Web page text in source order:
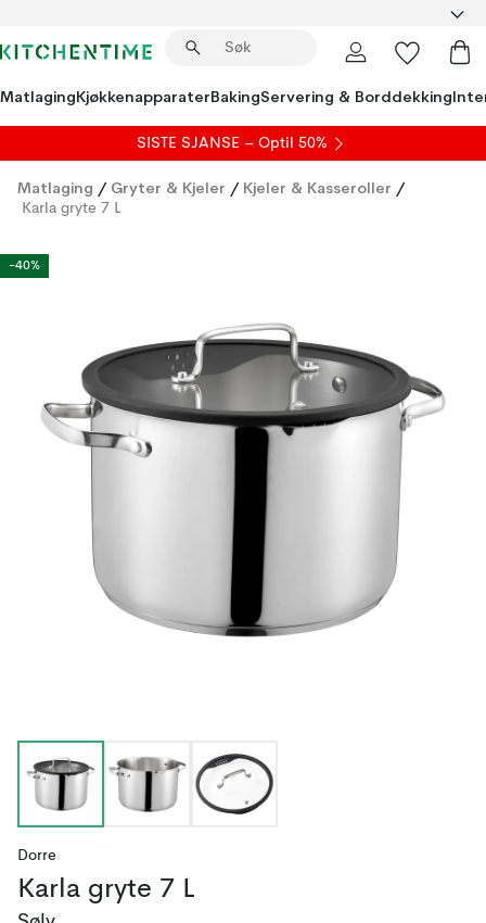
MatlagingKjøkkenapparaterBakingServering & Borddekking
SISTE SJANSE – Optil 50%
Matlaging / Gryter & Kjeler / Kjeler & Kasseroller /
Karla gryte 7 L
-40%
Dorre
Karla gryte 7 L